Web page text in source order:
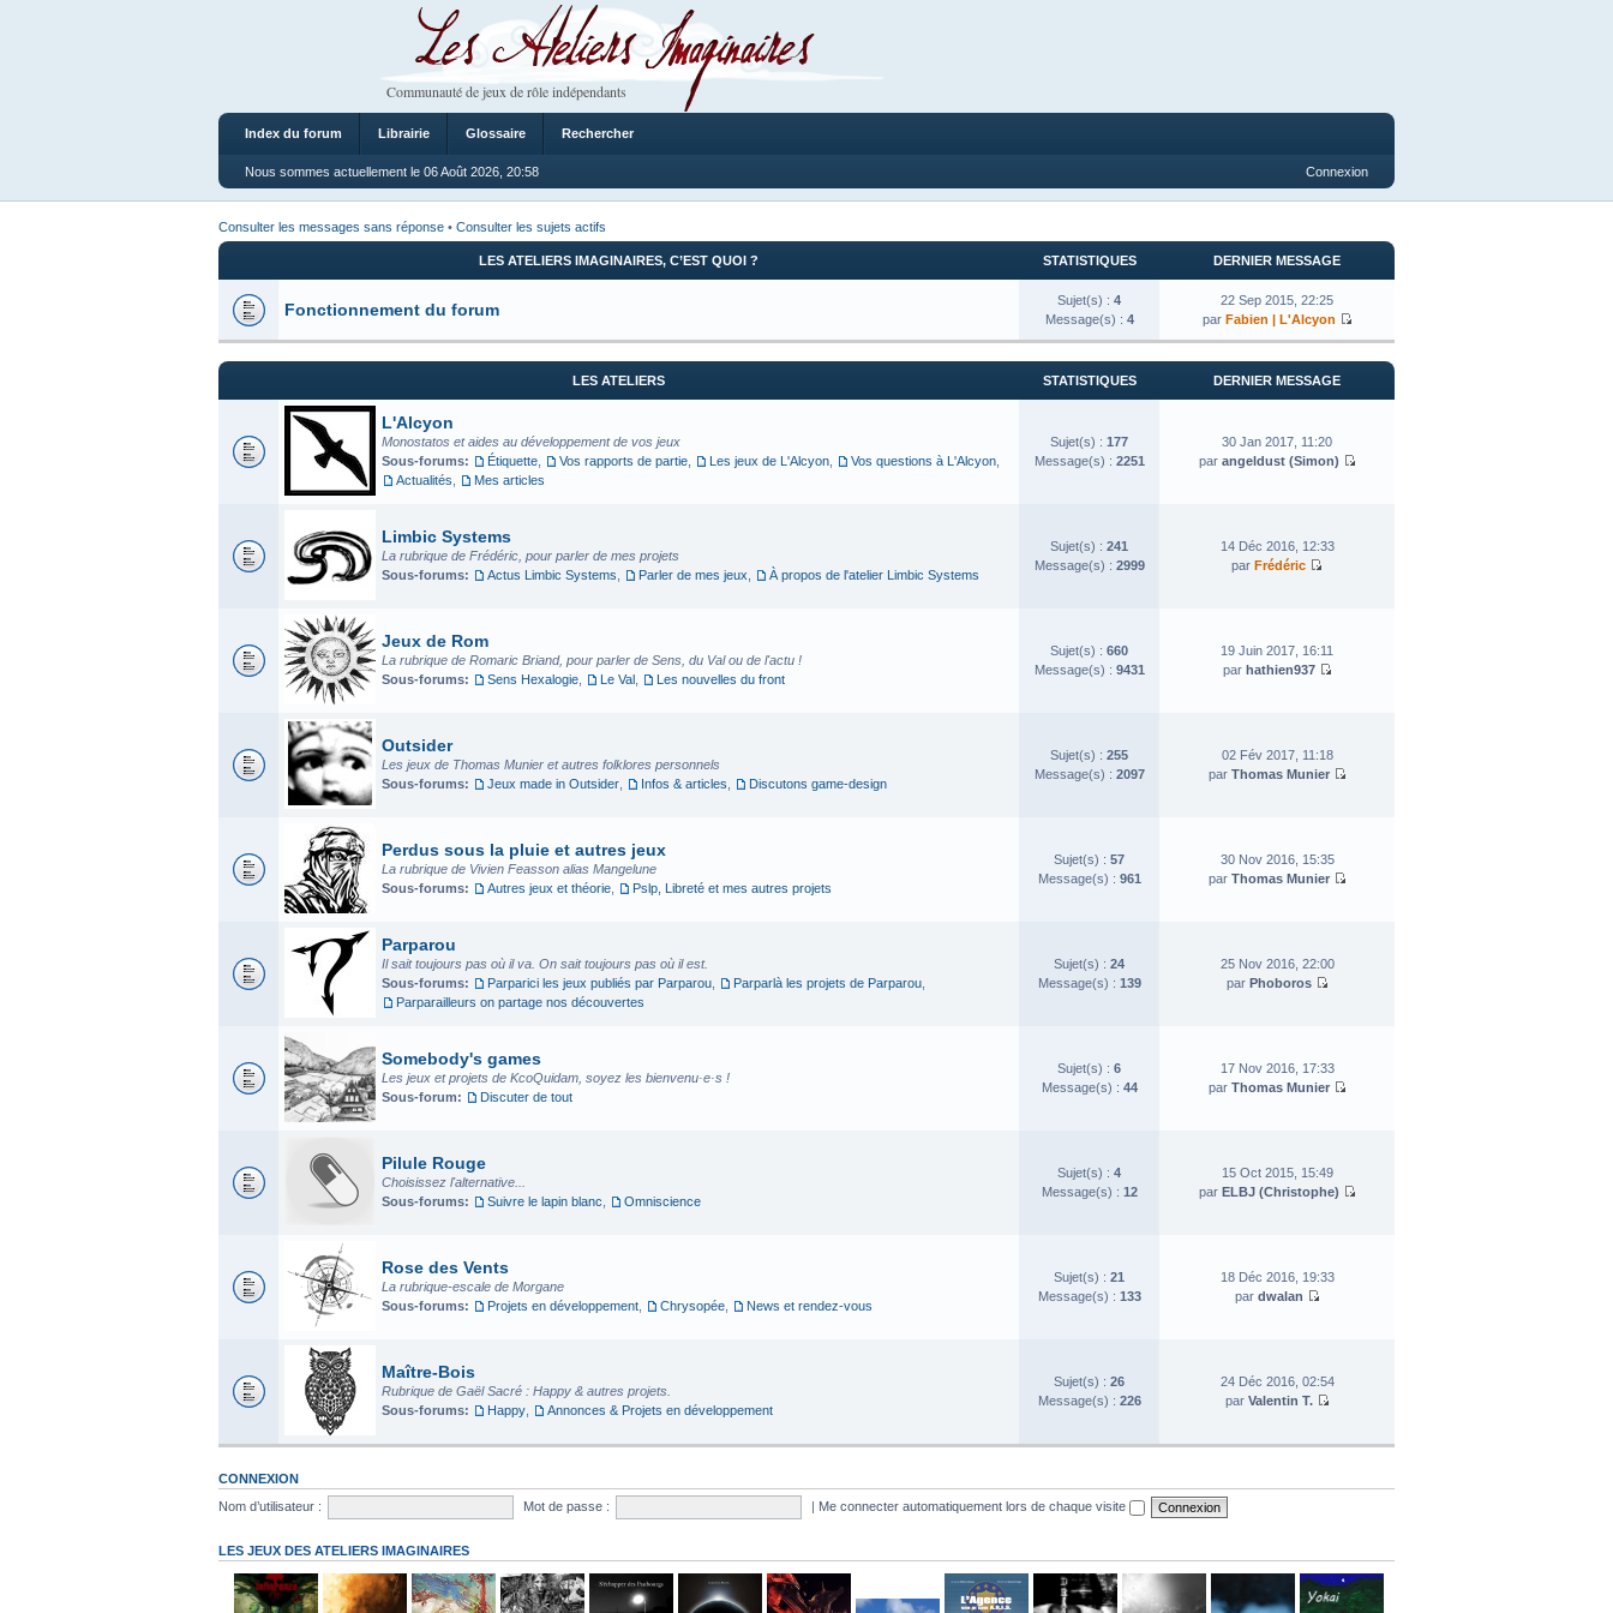
Les Ateliers Imaginaires
Communauté de jeux de rôle indépendants
Index du forum Librairie Glossaire Rechercher
Nous sommes actuellement le 06 Août 2026, 20:58 Connexion
Consulter les messages sans réponse • Consulter les sujets actifs
LES ATELIERS IMAGINAIRES, C’EST QUOI ? STATISTIQUES DERNIER MESSAGE
Fonctionnement du forum Sujet(s) : 4
Message(s) : 4
22 Sep 2015, 22:25
par Fabien | L'Alcyon
LES ATELIERS STATISTIQUES DERNIER MESSAGE
L'Alcyon
Monostatos et aides au développement de vos jeux
Sous-forums:
Étiquette Vos rapports de partie Les jeux de L'Alcyon Vos questions à L'Alcyon
Actualités
Mes articles
Sujet(s) : 177
Message(s) : 2251
30 Jan 2017, 11:20
par angeldust (Simon)
Limbic Systems
La rubrique de Frédéric, pour parler de mes projets
Sous-forums:
Actus Limbic Systems Parler de mes jeux À propos de l'atelier Limbic Systems
Sujet(s) : 241
Message(s) : 2999
14 Déc 2016, 12:33
par Frédéric
Jeux de Rom
La rubrique de Romaric Briand, pour parler de Sens, du Val ou de l'actu !
Sous-forums:
Sens Hexalogie Le Val Les nouvelles du front
Sujet(s) : 660
Message(s) : 9431
19 Juin 2017, 16:11
par hathien937
Outsider
Les jeux de Thomas Munier et autres folklores personnels
Sous-forums:
Jeux made in Outsider Infos & articles Discutons game-design
Sujet(s) : 255
Message(s) : 2097
02 Fév 2017, 11:18
par Thomas Munier
Perdus sous la pluie et autres jeux
La rubrique de Vivien Feasson alias Mangelune
Sous-forums:
Autres jeux et théorie Pslp, Libreté et mes autres projets
Sujet(s) : 57
Message(s) : 961
30 Nov 2016, 15:35
par Thomas Munier
Parparou
Il sait toujours pas où il va. On sait toujours pas où il est.
Sous-forums:
Parparici les jeux publiés par Parparou Parparlà les projets de Parparou
Parparailleurs on partage nos découvertes
Sujet(s) : 24
Message(s) : 139
25 Nov 2016, 22:00
par Phoboros
Somebody's games
Les jeux et projets de KcoQuidam, soyez les bienvenu·e·s !
Sous-forum:
Discuter de tout
Sujet(s) : 6
Message(s) : 44
17 Nov 2016, 17:33
par Thomas Munier
Pilule Rouge
Choisissez l'alternative...
Sous-forums:
Suivre le lapin blanc Omniscience
Sujet(s) : 4
Message(s) : 12
15 Oct 2015, 15:49
par ELBJ (Christophe)
Rose des Vents
La rubrique-escale de Morgane
Sous-forums:
Projets en développement Chrysopée News et rendez-vous
Sujet(s) : 21
Message(s) : 133
18 Déc 2016, 19:33
par dwalan
Maître-Bois
Rubrique de Gaël Sacré : Happy & autres projets.
Sous-forums:
Happy Annonces & Projets en développement
Sujet(s) : 26
Message(s) : 226
24 Déc 2016, 02:54
par Valentin T.
CONNEXION
Nom d’utilisateur :
Mot de passe : | Me connecter automatiquement lors de chaque visite
LES JEUX DES ATELIERS IMAGINAIRES